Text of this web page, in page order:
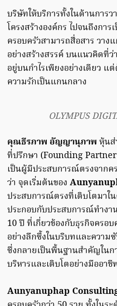
บริษัทให้บริการทั้งในด้านการ
โครงสร้างองค์กร ไปจนถึงกา
ครอบครัวสามารถสื่อสาร วา
อย่างสร้างสรรค์ บนแนวคิดที่
อยู่บนกำไรเพียงอย่างเดียว แ
ความรักเป็นแกนกลาง
OLYMPUS
คุณธีรภาพ อัญญานุภาพ หุ้น
ที่ปรึกษา (Founding
เป็นผู้มีประสบการณ์ตรงจากค
ว่า จุดเริ่มต้นของ
ประสบการณ์ตรงที่เติบโตมาใ
ประกอบกับประสบการณ์ทำงา
10 ปี ที่เกี่ยวข้องกับธุรกิจครอบ
อย่างลึกซึ้งในบริบทและความ
ซึ่งกลายเป็นพื้นฐานสำคัญใน
บริหารและเติบโตอย่างมืออา
Aunyanuphap